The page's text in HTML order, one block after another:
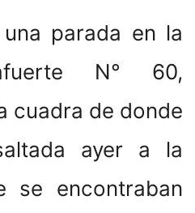
parada en la
N° 60,
cuadra de donde
ayer a la
se encontraban